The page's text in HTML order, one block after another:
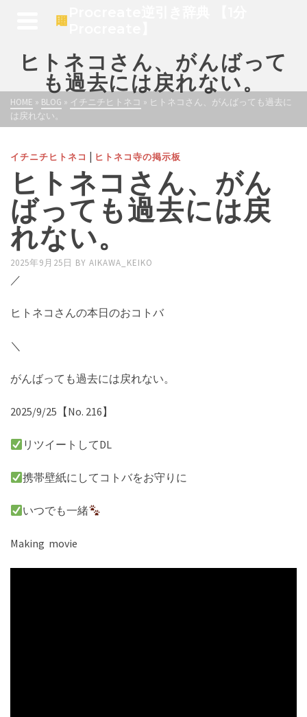
ヒトネコさん、がんばって
も過去には戻れない。
HOME » BLOG » イチニチヒトネコ » ヒトネコさん、がんばっても過去に
は戻れない。
イチニチヒトネコ | ヒトネコ寺の掲示板
ヒトネコさん、がん
ばっても過去には戻
れない。
2025年9月25日 BY AIKAWA_KEIKO
／
ヒトネコさんの本日のおコトバ
＼
がんばっても過去には戻れない。
2025/9/25【No. 216】
リツイートしてDL
携帯壁紙にしてコトバをお守りに
いつでも一緒
Making movie